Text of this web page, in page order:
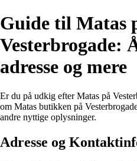
Guide til Matas
Vesterbrogade:
adresse og mere
Er du på udkig efter Matas på
om Matas butikken på
andre nyttige oplysninger.
Adresse og